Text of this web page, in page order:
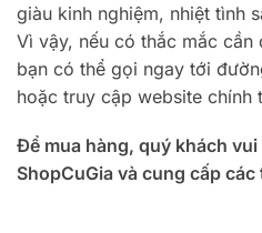
giàu kinh nghiệm, nhiệt tình
Vì vậy, nếu có thắc mắc
bạn có thể gọi ngay tới
hoặc truy cập website chính
Để mua hàng, quý khách
ShopCuGia và cung cấp